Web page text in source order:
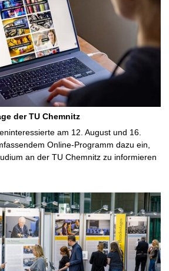
der TU Chemnitz
am 12. August und 16.
Online-Programm dazu ein,
an der TU Chemnitz zu informieren